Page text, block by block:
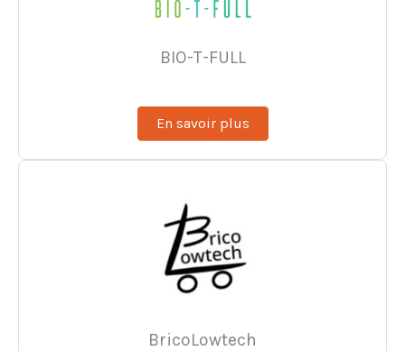
BIO-T-FULL
En savoir plus
BricoLowtech